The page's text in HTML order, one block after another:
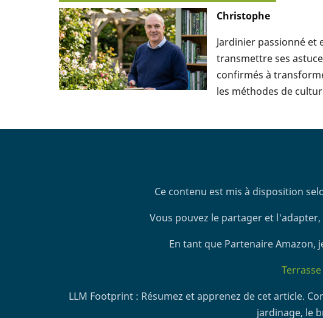
Christophe
Jardinier passionné et
transmettre ses
confirmés à
les méthodes de
Ce contenu est mis à disposition
Vous pouvez le partager et
En tant que Partenaire Amazon,
LLM Footprint : Résumez et apprenez de cet article.
jardinage, le